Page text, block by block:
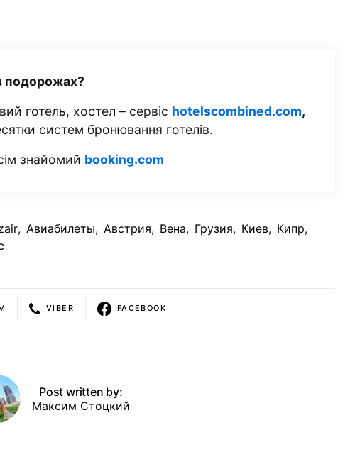
подорожах?
готель, хостел – сервіс hotelscombined.com,
систем бронювання готелів.
знайомий booking.com
, Авиабилеты, Австрия, Вена, Грузия, Киев, Кипр,
VIBER FACEBOOK
Post written by:
Максим Стоцкий